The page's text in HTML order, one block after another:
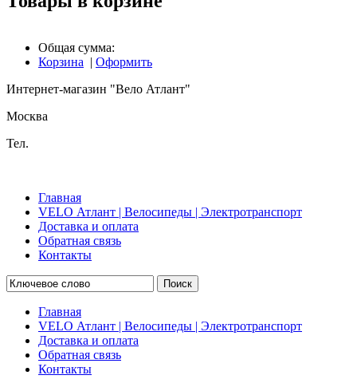
Общая сумма:
Корзина | Оформить
Интернет-магазин "Вело Атлант"
Москва
Тел.
Главная
VELO Атлант | Велосипеды | Электротранспорт
Доставка и оплата
Обратная связь
Контакты
Поиск
Главная
VELO Атлант | Велосипеды | Электротранспорт
Доставка и оплата
Обратная связь
Контакты